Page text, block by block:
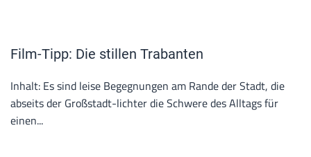
Film-Tipp: Die stillen Trabanten
Inhalt: Es sind leise Begegnungen am Rande der Stadt, die
abseits der Großstadt-lichter die Schwere des Alltags für
einen...